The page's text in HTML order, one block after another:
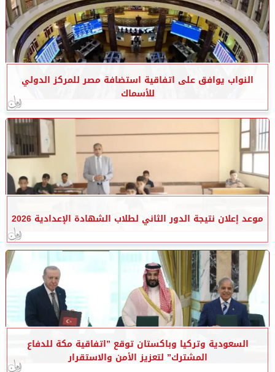
النواب يوافق على اتفاقية استضافة مصر للمركز الدولي
للأسماك
موعد إعلان نتيجة الدور الثاني لطلاب الشهادة الإعدادية 2026
السعودية وتركيا وباكستان توقع ”اتفاقية مكة للدفاع
المشترك” لتعزيز الأمن والاستقرار